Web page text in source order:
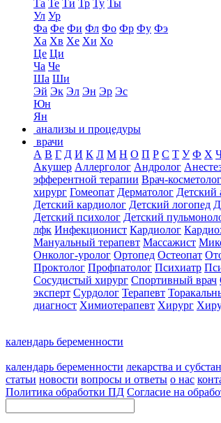
Та Те Ти Тр Ту Ты
Ул Ур
Фа Фе Фи Фл Фо Фр Фу Фэ
Ха Хв Хе Хи Хо
Це Ци
Ча Че
Ша Ши
Эй Эк Эл Эн Эр Эс
Юн
Ян
анализы и процедуры
врачи
А В Г Д И К Л М Н О П Р С Т У Ф Х
Акушер Аллерголог Андролог
эфферентной терапии Врач-косметолог
хирург Гомеопат Дерматолог Детский
Детский кардиолог Детский логопед
Детский психолог Детский
лфк Инфекционист Кардиолог
Мануальный терапевт Массажист
Онколог-уролог Ортопед Остеопат
Проктолог Профпатолог Психиатр
Сосудистый хирург Спортивный врач
эксперт Сурдолог Терапевт
диагност Химиотерапевт Хирург
календарь беременности
календарь беременности лекарства и
статьи новости вопросы и ответы о нас
Политика обработки ПД Согласие на